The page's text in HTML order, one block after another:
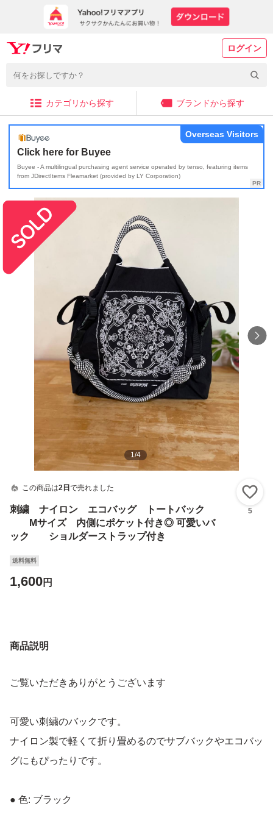
ログイン
カテゴリから探す ブランドから探す
Click here for Buyee
Buyee - A multilingual purchasing agent service operated by tenso, featuring items
from JDirectItems Fleamarket (provided by LY Corporation)
Overseas Visitors
1/4
この商品は2日 で売れました
刺繍 ナイロン エコバッグ トートバック
Mサイズ 内側にポケット付き◎ 可愛いバ
ック ショルダーストラップ付き
5
送料無料
1,600円
商品説明
ご覧いただきありがとうございます
可愛い刺繍のバックです。
ナイロン製で軽くて折り畳めるのでサブバックやエコバッ
グにもぴったりです。
● 色: ブラック